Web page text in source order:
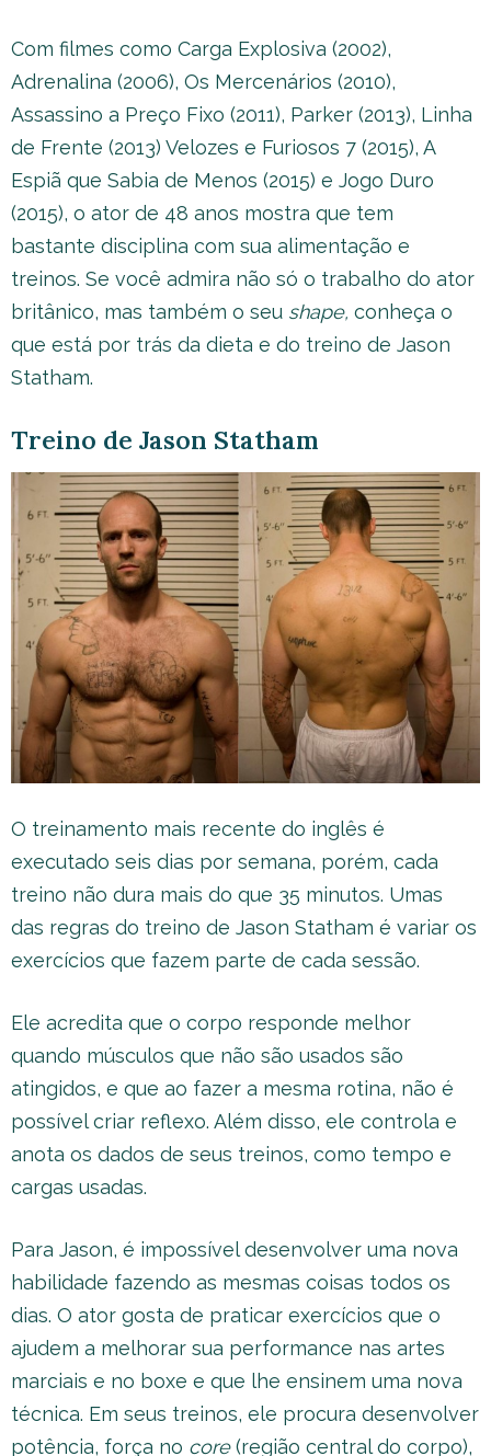
Com filmes como Carga Explosiva (2002),
Adrenalina (2006), Os Mercenários (2010),
Assassino a Preço Fixo (2011), Parker (2013), Linha
de Frente (2013) Velozes e Furiosos 7 (2015), A
Espiã que Sabia de Menos (2015) e Jogo Duro
(2015), o ator de 48 anos mostra que tem
bastante disciplina com sua alimentação e
treinos. Se você admira não só o trabalho do ator
britânico, mas também o seu shape, conheça o
que está por trás da dieta e do treino de Jason
Statham.
Treino de Jason Statham
O treinamento mais recente do inglês é
executado seis dias por semana, porém, cada
treino não dura mais do que 35 minutos. Umas
das regras do treino de Jason Statham é variar os
exercícios que fazem parte de cada sessão.
Ele acredita que o corpo responde melhor
quando músculos que não são usados são
atingidos, e que ao fazer a mesma rotina, não é
possível criar reflexo. Além disso, ele controla e
anota os dados de seus treinos, como tempo e
cargas usadas.
Para Jason, é impossível desenvolver uma nova
habilidade fazendo as mesmas coisas todos os
dias. O ator gosta de praticar exercícios que o
ajudem a melhorar sua performance nas artes
marciais e no boxe e que lhe ensinem uma nova
técnica. Em seus treinos, ele procura desenvolver
potência, força no core(região central do corpo),